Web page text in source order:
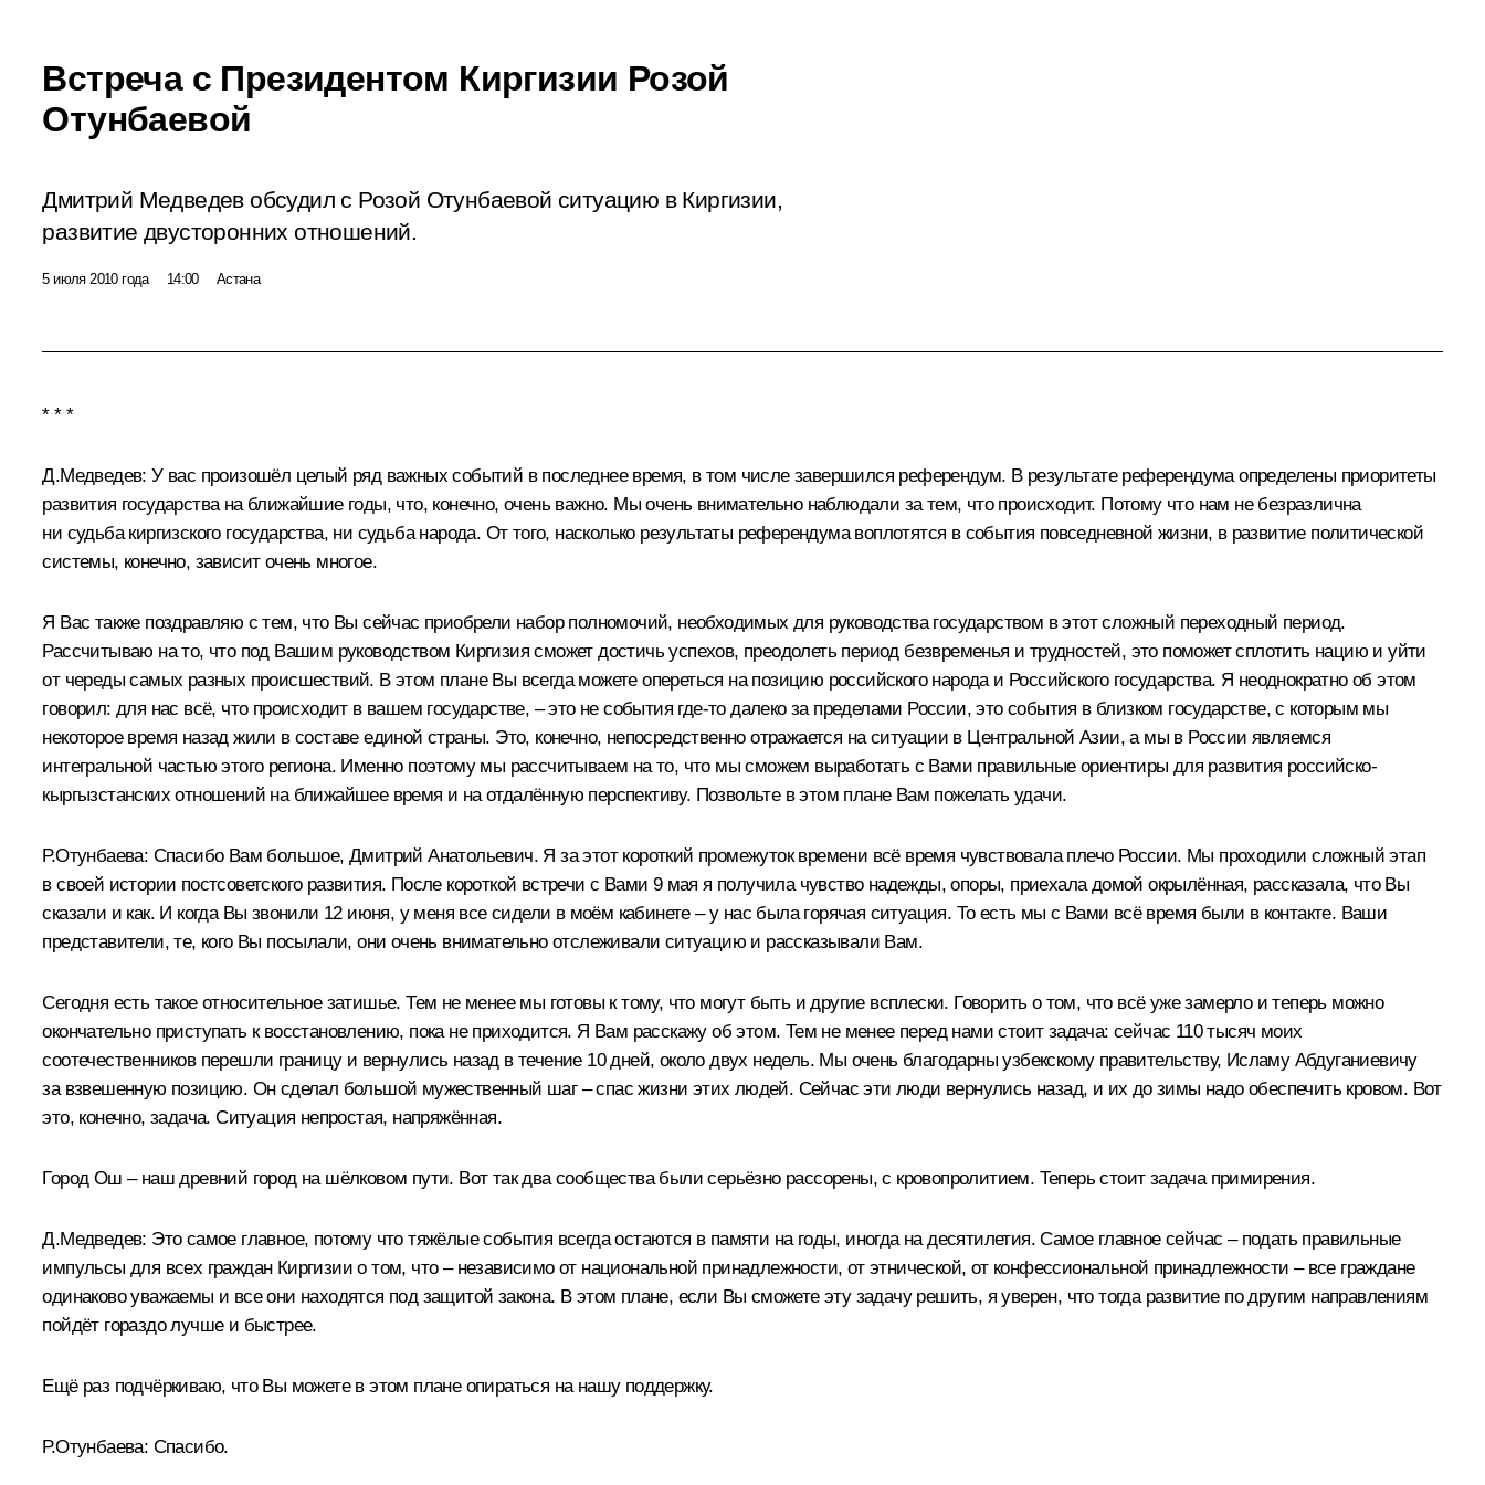
Встреча с Президентом Киргизии Розой
Отунбаевой
Дмитрий Медведев обсудил с Розой Отунбаевой ситуацию в Киргизии,
развитие двусторонних отношений.
5 июля 2010 года 14:00 Астана
* * *
Д.Медведев: У вас произошёл целый ряд важных событий в последнее время, в том числе завершился референдум. В результате референдума определены приоритеты
развития государства на ближайшие годы, что, конечно, очень важно. Мы очень внимательно наблюдали за тем, что происходит. Потому что нам не безразлична
ни судьба киргизского государства, ни судьба народа. От того, насколько результаты референдума воплотятся в события повседневной жизни, в развитие политической
системы, конечно, зависит очень многое.
Я Вас также поздравляю с тем, что Вы сейчас приобрели набор полномочий, необходимых для руководства государством в этот сложный переходный период.
Рассчитываю на то, что под Вашим руководством Киргизия сможет достичь успехов, преодолеть период безвременья и трудностей, это поможет сплотить нацию и уйти
от череды самых разных происшествий. В этом плане Вы всегда можете опереться на позицию российского народа и Российского государства. Я неоднократно об этом
говорил: для нас всё, что происходит в вашем государстве, – это не события где‑то далеко за пределами России, это события в близком государстве, с которым мы
некоторое время назад жили в составе единой страны. Это, конечно, непосредственно отражается на ситуации в Центральной Азии, а мы в России являемся
интегральной частью этого региона. Именно поэтому мы рассчитываем на то, что мы сможем выработать с Вами правильные ориентиры для развития российско-
кыргызстанских отношений на ближайшее время и на отдалённую перспективу. Позвольте в этом плане Вам пожелать удачи.
Р.Отунбаева: Спасибо Вам большое, Дмитрий Анатольевич. Я за этот короткий промежуток времени всё время чувствовала плечо России. Мы проходили сложный этап
в своей истории постсоветского развития. После короткой встречи с Вами 9 мая я получила чувство надежды, опоры, приехала домой окрылённая, рассказала, что Вы
сказали и как. И когда Вы звонили 12 июня, у меня все сидели в моём кабинете – у нас была горячая ситуация. То есть мы с Вами всё время были в контакте. Ваши
представители, те, кого Вы посылали, они очень внимательно отслеживали ситуацию и рассказывали Вам.
Сегодня есть такое относительное затишье. Тем не менее мы готовы к тому, что могут быть и другие всплески. Говорить о том, что всё уже замерло и теперь можно
окончательно приступать к восстановлению, пока не приходится. Я Вам расскажу об этом. Тем не менее перед нами стоит задача: сейчас 110 тысяч моих
соотечественников перешли границу и вернулись назад в течение 10 дней, около двух недель. Мы очень благодарны узбекскому правительству, Исламу Абдуганиевичу
за взвешенную позицию. Он сделал большой мужественный шаг – спас жизни этих людей. Сейчас эти люди вернулись назад, и их до зимы надо обеспечить кровом. Вот
это, конечно, задача. Ситуация непростая, напряжённая.
Город Ош – наш древний город на шёлковом пути. Вот так два сообщества были серьёзно рассорены, с кровопролитием. Теперь стоит задача примирения.
Д.Медведев: Это самое главное, потому что тяжёлые события всегда остаются в памяти на годы, иногда на десятилетия. Самое главное сейчас – подать правильные
импульсы для всех граждан Киргизии о том, что – независимо от национальной принадлежности, от этнической, от конфессиональной принадлежности – все граждане
одинаково уважаемы и все они находятся под защитой закона. В этом плане, если Вы сможете эту задачу решить, я уверен, что тогда развитие по другим направлениям
пойдёт гораздо лучше и быстрее.
Ещё раз подчёркиваю, что Вы можете в этом плане опираться на нашу поддержку.
Р.Отунбаева: Спасибо.